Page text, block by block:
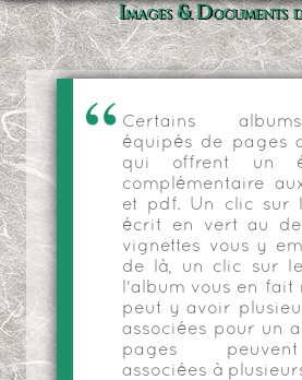
Images & Documents
Certains
équipés de pages
qui offrent un
complémentaire
et pdf. Un clic sur
écrit en vert au
vignettes vous y
de là, un clic sur
l'album vous en fait
peut y avoir
associées pour un
pages
associées à